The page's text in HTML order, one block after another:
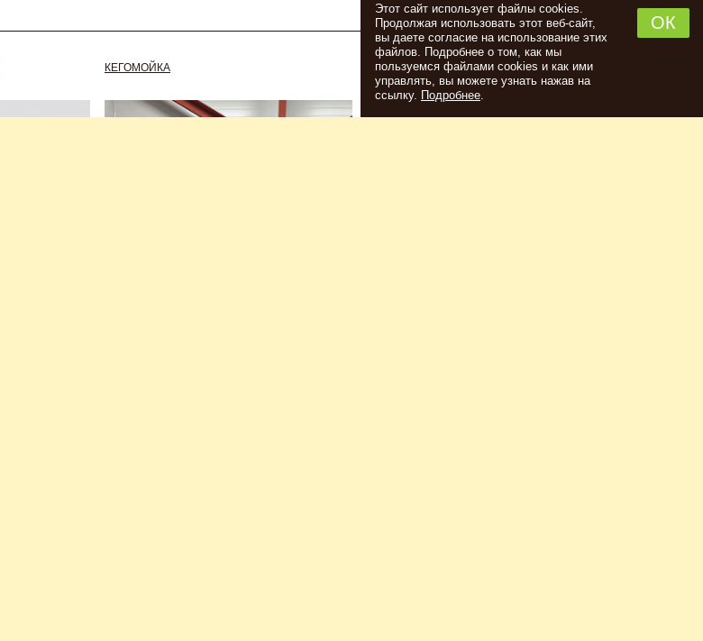
КЕГОМОЙКА
НАБОР ТРАВ И СПЕЦИЙ ШОТЛАНДСКИЙ
ВИСКИ
Этот сайт использует файлы cookies.
Продолжая использовать этот веб-сайт,
вы даете согласие на использование этих
файлов. Подробнее о том, как мы
пользуемся файлами cookies и как ими
управлять, вы можете узнать нажав на
ссылку. Подробнее
ОК